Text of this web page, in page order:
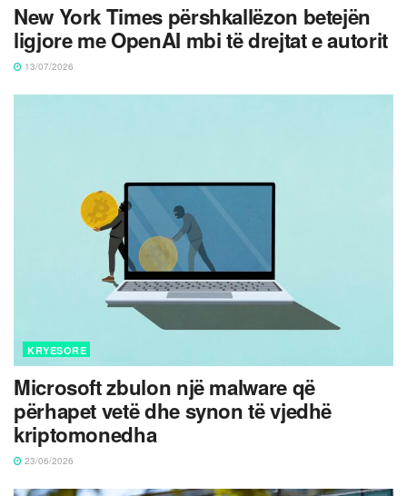
New York Times përshkallëzon betejën
ligjore me OpenAI mbi të drejtat e autorit
13/07/2026
KRYESORE
Microsoft zbulon një malware që
përhapet vetë dhe synon të vjedhë
kriptomonedha
23/06/2026